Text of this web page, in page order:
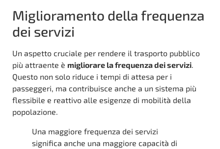
Miglioramento della frequenza
dei servizi
Un aspetto cruciale per rendere il trasporto pubblico
più attraente è migliorare la frequenza dei servizi
Questo non solo riduce i tempi di attesa per i
passeggeri, ma contribuisce anche a un sistema più
flessibile e reattivo alle esigenze di mobilità della
popolazione.
Una maggiore frequenza dei servizi
significa anche una maggiore capacità di